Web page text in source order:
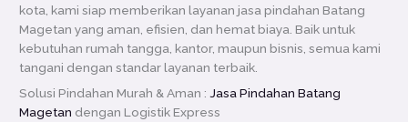
kota, kami siap memberikan layanan jasa pindahan Batang
Magetan yang aman, efisien, dan hemat biaya. Baik untuk
kebutuhan rumah tangga, kantor, maupun bisnis, semua kami
tangani dengan standar layanan terbaik.
Solusi Pindahan Murah & Aman : Jasa Pindahan Batang
Magetan dengan Logistik Express